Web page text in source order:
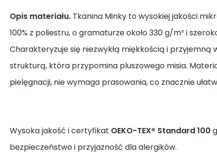
Opis materiału. Tkanina Minky to wysokiej jakości
100% z poliestru, o gramaturze około 330 g/m² i
Charakteryzuje się niezwykłą miękkością i przyjemną
strukturą, która przypomina pluszowego misia.
pielęgnacji, nie wymaga prasowania, co znacznie
Wysoka jakość i certyfikat OEKO-TEX® Standard 100
bezpieczeństwo i przyjazność dla alergików.